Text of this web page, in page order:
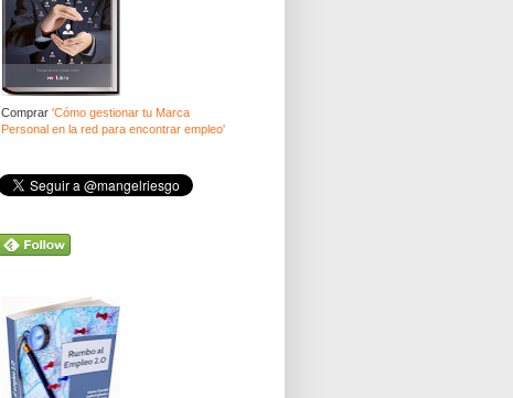
Comprar 'Cómo gestionar tu Marca
Personal en la red para encontrar empleo'